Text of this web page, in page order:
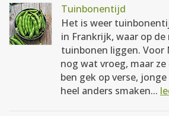
Tuinbonentijd
Het is weer
in Frankrijk, waar op
tuinbonen liggen. Voor
nog wat vroeg, maar
ben gek op verse,
heel anders smaken...